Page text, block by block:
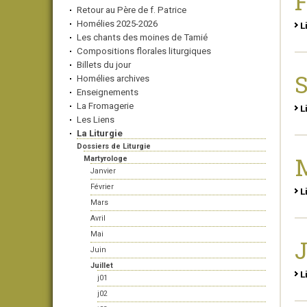
Retour au Père de f. Patrice
Homélies 2025-2026
Les chants des moines de Tamié
Compositions florales liturgiques
Billets du jour
Homélies archives
Enseignements
La Fromagerie
Les Liens
La Liturgie
Dossiers de Liturgie
Martyrologe
Janvier
Février
Mars
Avril
Mai
Juin
Juillet
j01
j02